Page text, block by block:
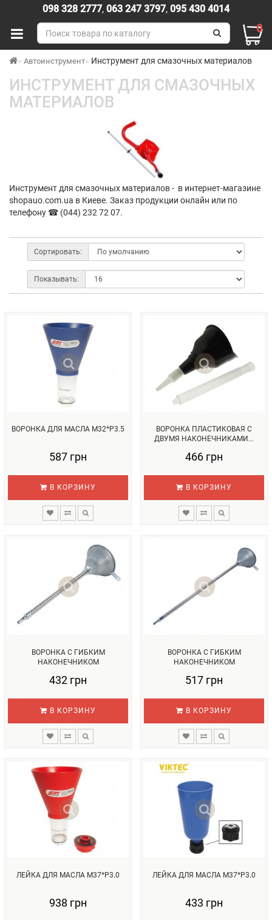
098 328 2777, 063 247 3797, 095 430 4014
0
Автоинструмент Инструмент для смазочных материалов
ИНСТРУМЕНТ ДЛЯ СМАЗОЧНЫХ
МАТЕРИАЛОВ
Инструмент для смазочных материалов - в интернет-магазине
shopauo.com.ua в Киеве. Заказ продукции онлайн или по
телефону ☎ (044) 232 72 07.
Сортировать:
Показывать:
ВОРОНКА ДЛЯ МАСЛА М32*Р3.5
587 грн
В КОРЗИНУ
ВОРОНКА ПЛАСТИКОВАЯ С
ДВУМЯ НАКОНЕЧНИКАМИ...
466 грн
В КОРЗИНУ
ВОРОНКА С ГИБКИМ
НАКОНЕЧНИКОМ
432 грн
В КОРЗИНУ
ВОРОНКА С ГИБКИМ
НАКОНЕЧНИКОМ
517 грн
В КОРЗИНУ
ЛЕЙКА ДЛЯ МАСЛА М37*Р3.0
938 грн
ЛЕЙКА ДЛЯ МАСЛА М37*Р3.0
433 грн